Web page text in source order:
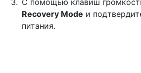
С помощью клавиш
Recovery Mode и
питания.